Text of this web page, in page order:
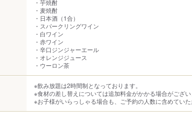
・芋焼酎
・麦焼酎
・日本酒（1合）
・スパークリングワイン
・白ワイン
・赤ワイン
・辛口ジンジャーエール
・オレンジジュース
・ウーロン茶
※飲み放題は2時間制となっております。
※食材の差し替えについては追加料金がかかる場合がござい
※お子様がいらっしゃる場合も、ご予約の人数に含めていた